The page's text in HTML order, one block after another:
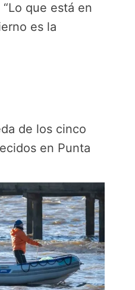
que está en
es la
de los cinco
en Punta